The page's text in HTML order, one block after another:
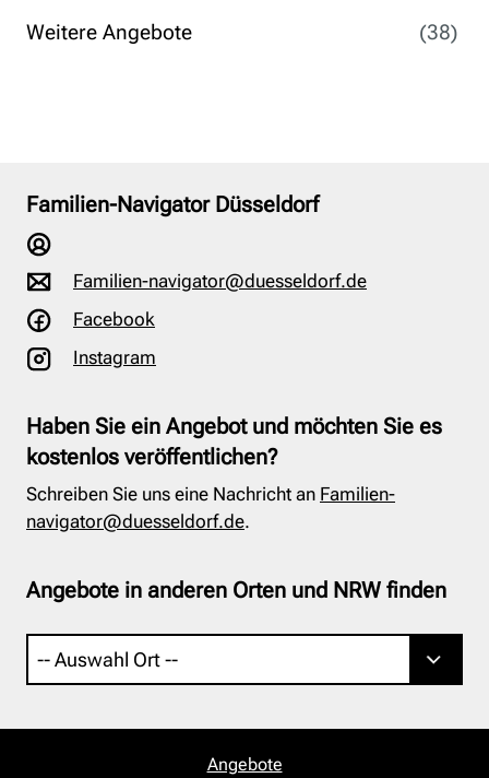
Weitere Angebote
(38)
Familien-Navigator Düsseldorf
Familien-navigator@duesseldorf.de
Facebook
Instagram
Haben Sie ein Angebot und möchten Sie es
kostenlos veröffentlichen?
Schreiben Sie uns eine Nachricht an Familien-
navigator@duesseldorf.de.
Angebote in anderen Orten und NRW finden
Angebote